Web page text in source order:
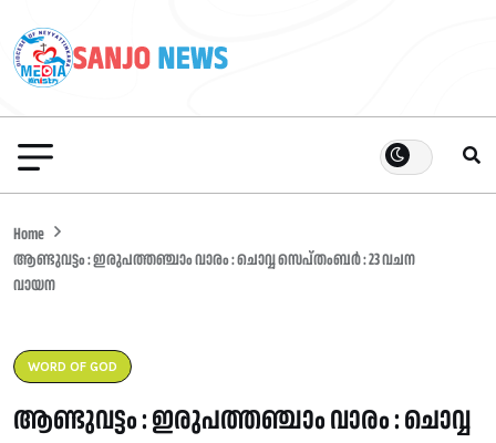
Home
ആണ്ടുവട്ടം : ഇരുപത്തഞ്ചാം വാരം : ചൊവ്വ സെപ്തംബർ : 23 വചന
വായന
WORD OF GOD
ആണ്ടുവട്ടം : ഇരുപത്തഞ്ചാം വാരം : ചൊവ്വ